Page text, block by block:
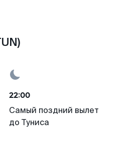
22:00
Самый поздний вылет
до Туниса